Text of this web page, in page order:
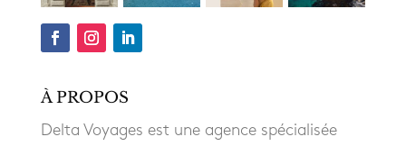
À PROPOS
Delta Voyages est une agence spécialisée